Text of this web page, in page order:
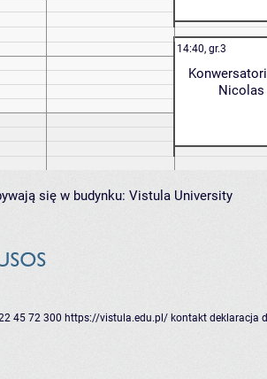
14:40, gr.3
Nicolas
się w budynku: Vistula University
45 72 300 https://vistula.edu.pl/ kontakt deklaracja